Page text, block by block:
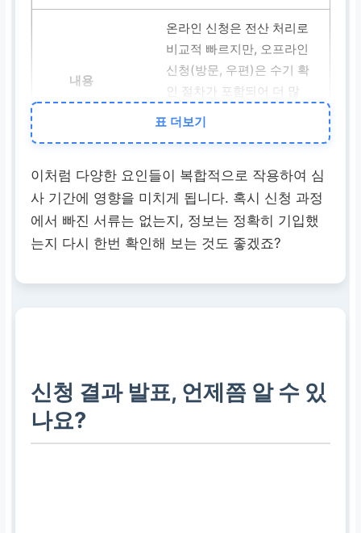
온라인 신청은 전산 처리로
비교적 빠르지만, 오프라인
신청(방문, 우편)은 수기 확
인 절차가 포함되어 더 많
니다.
신청 규모
전체 신청자 수가 많을수록
심사해야 할 서류가 기하급
이 길어지고 결과 발표가
제출 서류에 누락이나 오류
가 있거나, 추가적인 자료
중단되어 지연될 수 있습니
표 더보기
이처럼 다양한 요인들이 복합적으로 작용하여 심
사 기간에 영향을 미치게 됩니다. 혹시 신청 과정
에서 빠진 서류는 없는지, 정보는 정확히 기입했
는지 다시 한번 확인해 보는 것도 좋겠죠?
신청 결과 발표, 언제쯤 알 수 있
나요?